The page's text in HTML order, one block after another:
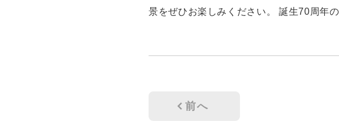
景をぜひお楽しみください。 誕生70周年
前へ